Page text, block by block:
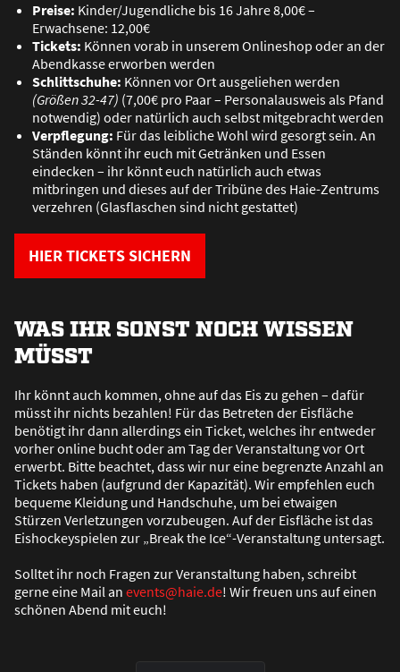
Preise: Kinder/Jugendliche bis 16 Jahre 8,00€ –
Erwachsene: 12,00€
Tickets: Können vorab in unserem Onlineshop oder an der
Abendkasse erworben werden
Schlittschuhe: Können vor Ort ausgeliehen werden
(Größen 32-47) (7,00€ pro Paar – Personalausweis als Pfand
notwendig) oder natürlich auch selbst mitgebracht werden
Verpflegung: Für das leibliche Wohl wird gesorgt sein. An
Ständen könnt ihr euch mit Getränken und Essen
eindecken – ihr könnt euch natürlich auch etwas
mitbringen und dieses auf der Tribüne des Haie-Zentrums
verzehren (Glasflaschen sind nicht gestattet)
HIER TICKETS SICHERN
WAS IHR SONST NOCH WISSEN
MÜSST
Ihr könnt auch kommen, ohne auf das Eis zu gehen – dafür
müsst ihr nichts bezahlen! Für das Betreten der Eisfläche
benötigt ihr dann allerdings ein Ticket, welches ihr entweder
vorher online bucht oder am Tag der Veranstaltung vor Ort
erwerbt. Bitte beachtet, dass wir nur eine begrenzte Anzahl an
Tickets haben (aufgrund der Kapazität). Wir empfehlen euch
bequeme Kleidung und Handschuhe, um bei etwaigen
Stürzen Verletzungen vorzubeugen. Auf der Eisfläche ist das
Eishockeyspielen zur „Break the Ice“-Veranstaltung untersagt.
Solltet ihr noch Fragen zur Veranstaltung haben, schreibt
gerne eine Mail an events@haie.de! Wir freuen uns auf einen
schönen Abend mit euch!